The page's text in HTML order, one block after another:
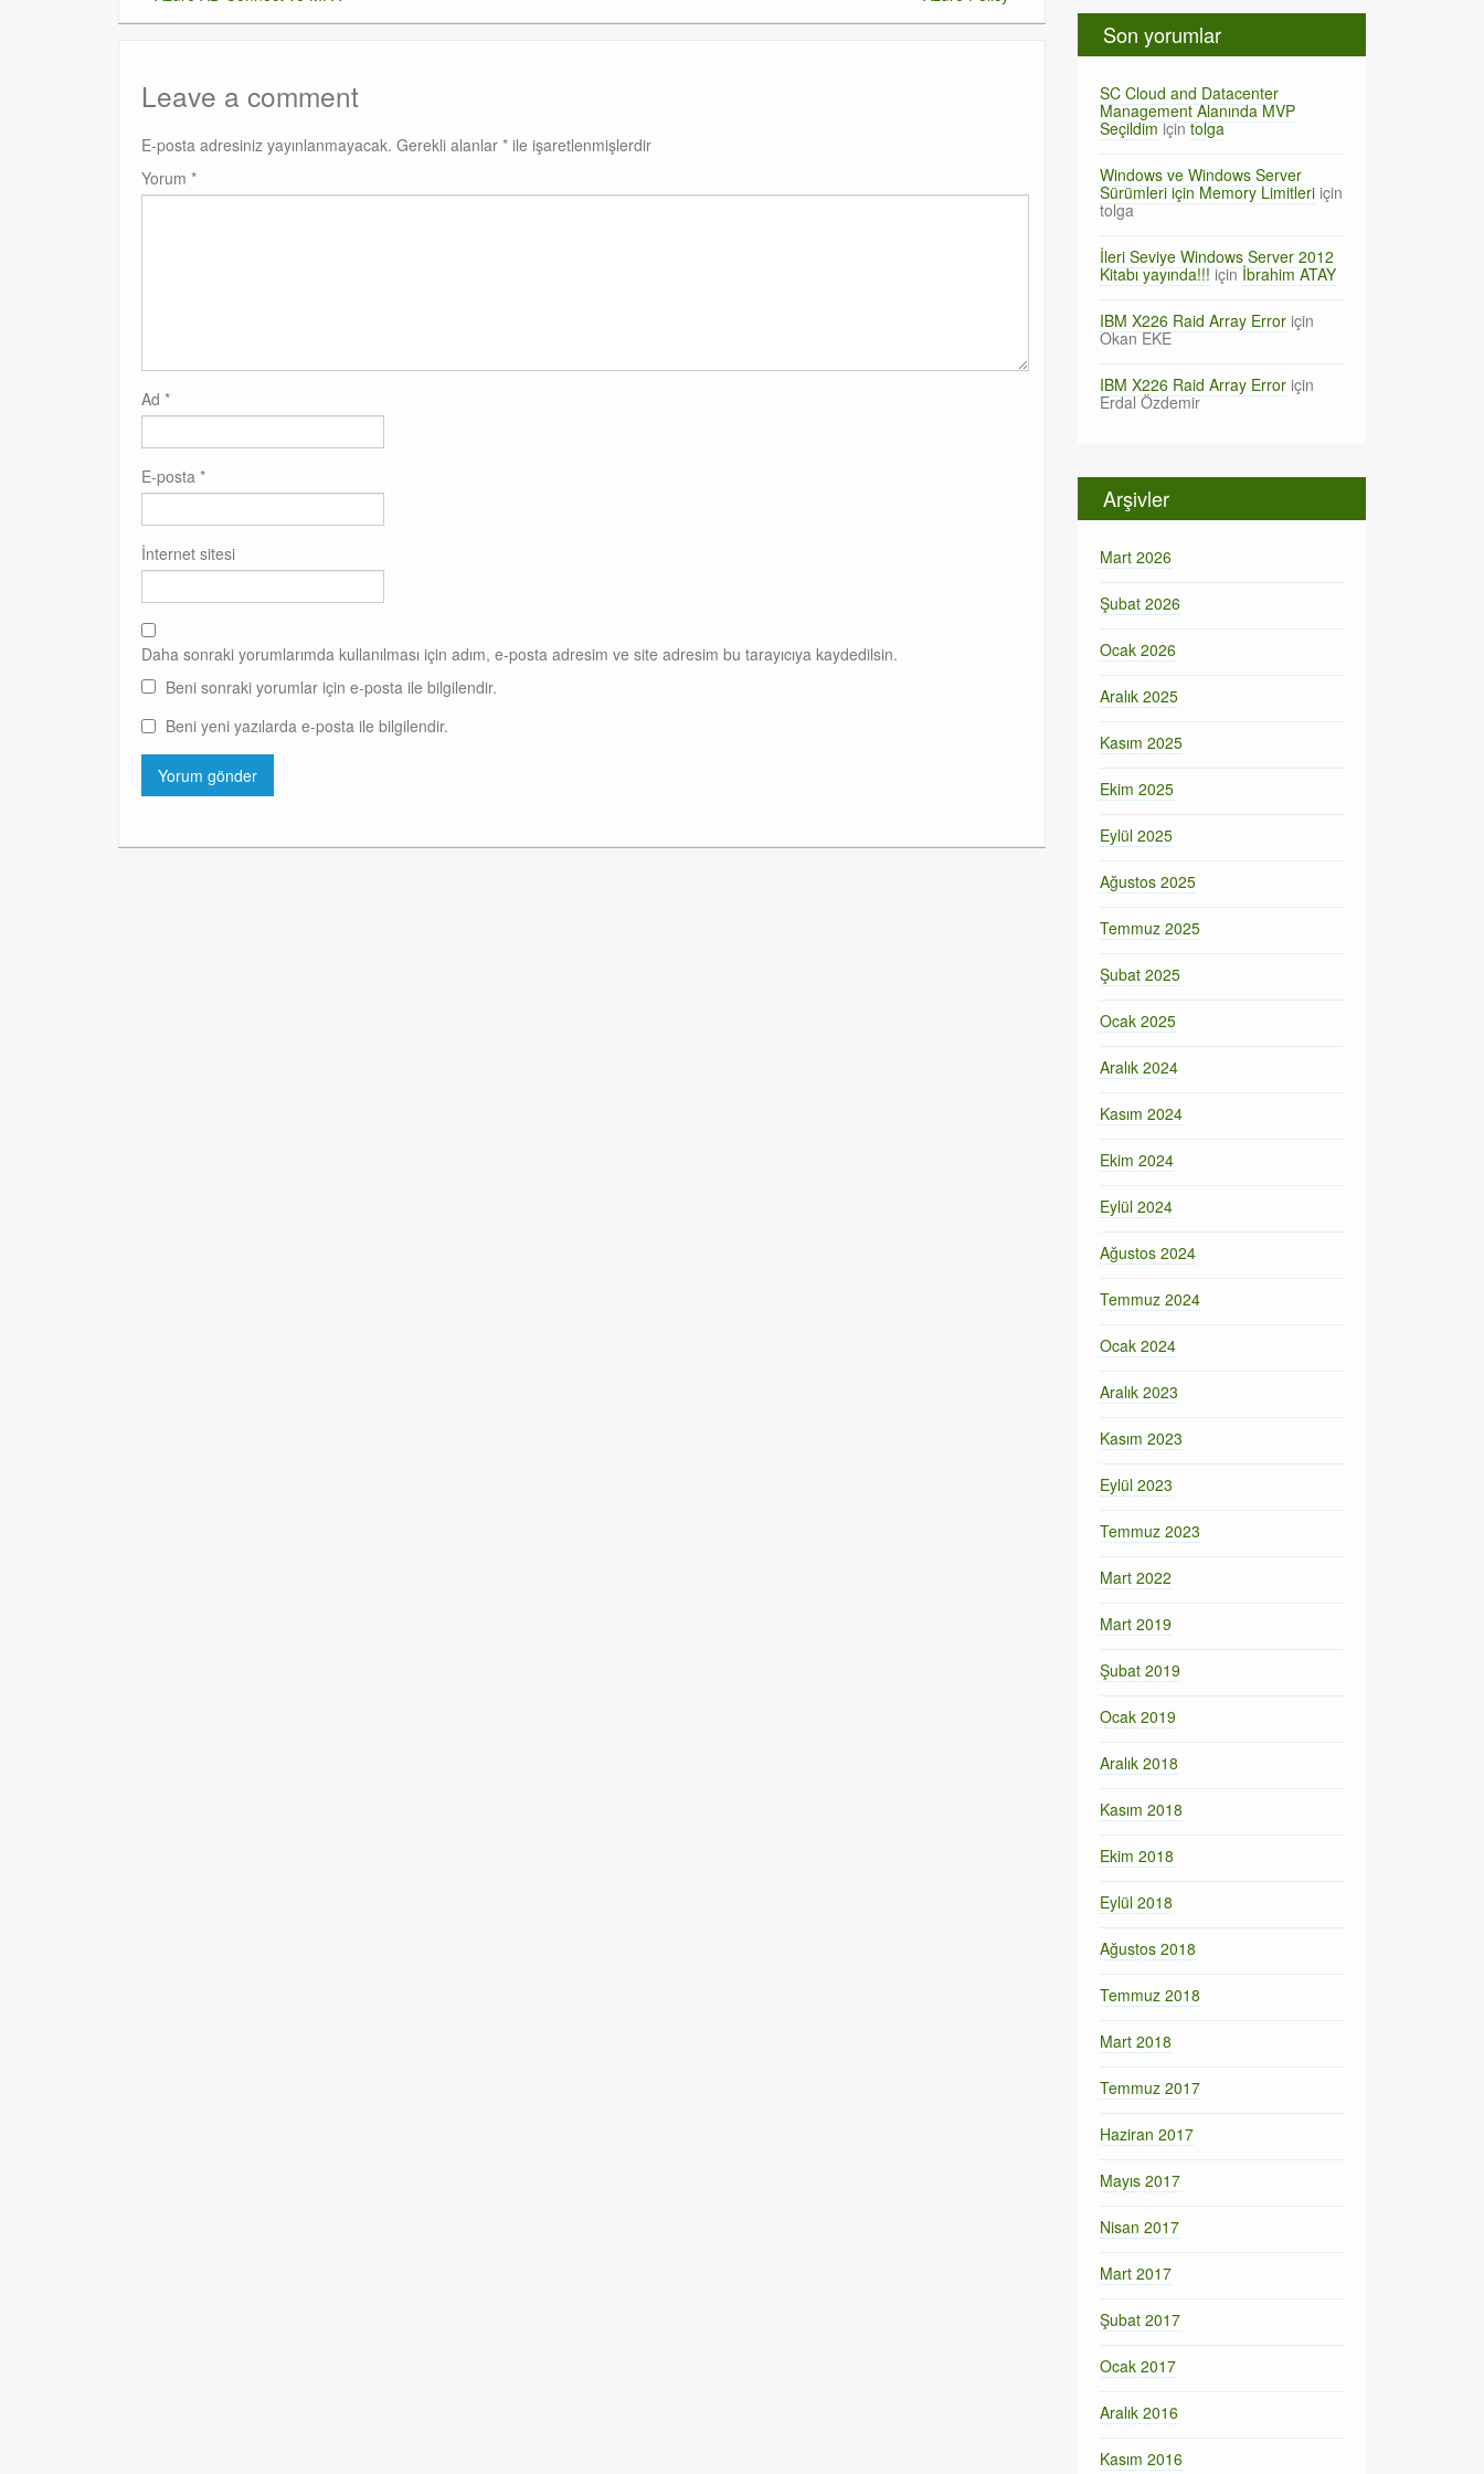
Leave a comment
E-posta adresiniz yayınlanmayacak. Gerekli alanlar * ile işaretlenmişlerdir
Yorum *
Ad *
E-posta *
İnternet sitesi
Daha sonraki yorumlarımda kullanılması için adım, e-posta adresim ve site adresim bu tarayıcıya kaydedilsin.
Beni sonraki yorumlar için e-posta ile bilgilendir.
Beni yeni yazılarda e-posta ile bilgilendir.
Son yorumlar
SC Cloud and Datacenter
Management Alanında MVP
Seçildimiçintolga
Windows ve Windows Server
Sürümleri için Memory Limitleri için
tolga
İleri Seviye Windows Server 2012
Kitabı yayında!!!içinİbrahim ATAY
IBM X226 Raid Array Error için
Okan EKE
IBM X226 Raid Array Error için
Erdal Özdemir
Arşivler
Mart 2026
Şubat 2026
Ocak 2026
Aralık 2025
Kasım 2025
Ekim 2025
Eylül 2025
Ağustos 2025
Temmuz 2025
Şubat 2025
Ocak 2025
Aralık 2024
Kasım 2024
Ekim 2024
Eylül 2024
Ağustos 2024
Temmuz 2024
Ocak 2024
Aralık 2023
Kasım 2023
Eylül 2023
Temmuz 2023
Mart 2022
Mart 2019
Şubat 2019
Ocak 2019
Aralık 2018
Kasım 2018
Ekim 2018
Eylül 2018
Ağustos 2018
Temmuz 2018
Mart 2018
Temmuz 2017
Haziran 2017
Mayıs 2017
Nisan 2017
Mart 2017
Şubat 2017
Ocak 2017
Aralık 2016
Kasım 2016